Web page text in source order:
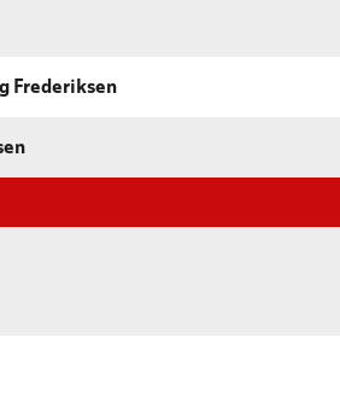
Frederiksen